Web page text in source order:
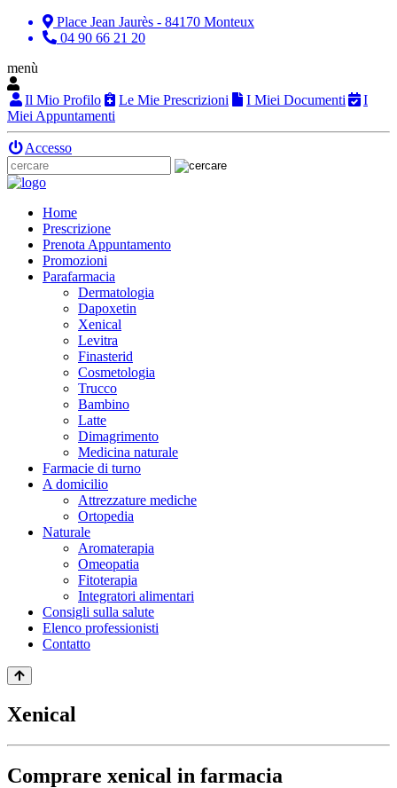
Place Jean Jaurès - 84170 Monteux
04 90 66 21 20
menù
Il Mio Profilo Le Mie Prescrizioni I Miei Documenti
I
Miei Appuntamenti
Accesso
Home
Prescrizione
Prenota Appuntamento
Promozioni
Parafarmacia
Dermatologia
Dapoxetin
Xenical
Levitra
Finasterid
Cosmetologia
Trucco
Bambino
Latte
Dimagrimento
Medicina naturale
Farmacie di turno
A domicilio
Attrezzature mediche
Ortopedia
Naturale
Aromaterapia
Omeopatia
Fitoterapia
Integratori alimentari
Consigli sulla salute
Elenco professionisti
Contatto
Xenical
Comprare xenical in farmacia